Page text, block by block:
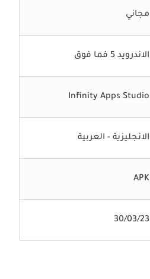
مجاني
الاندرويد 5 فما فوق
Infinity Apps Studio
الانجليزية - العربية
APK
30/03/23